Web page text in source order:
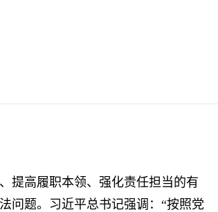
高履职本领、强化责任担当的有
问题。习近平总书记强调：“按照党